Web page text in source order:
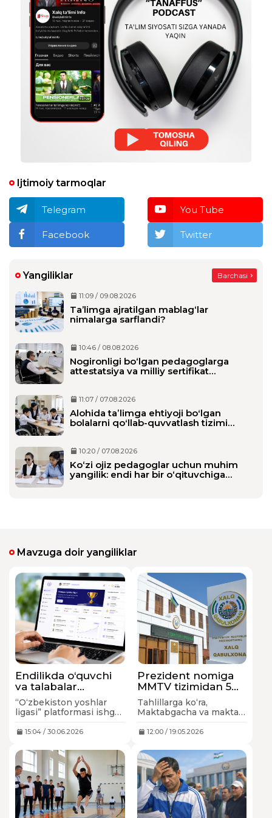
Ijtimoiy tarmoqlar
Telegram You Tube
Facebook Twitter
Yangiliklar Barchasi
11:09 / 09.08.2026
Ta’limga ajratilgan mablag‘lar
nimalarga sarflandi?
10:46 / 08.08.2026
Nogironligi bo‘lgan pedagoglarga
attestatsiya va milliy sertifikat
11:07 / 07.08.2026
Alohida taʼlimga ehtiyoji boʻlgan
bolalarni qoʻllab-quvvatlash tizimi
10:20 / 07.08.2026
Ko‘zi ojiz pedagoglar uchun muhim
yangilik: endi har bir o‘qituvchiga
Mavzuga doir yangiliklar
Endilikda o‘quvchi
va talabalar
natijalari maxsus
platformaga kiritib
boriladi
“O‘zbekiston yoshlar
ligasi” platformasi ishga
yoshlar o‘z natijasini
boradi.
15:04 / 30.06.2026
Prezident nomiga
MMTV tizimidan 5
mingga yaqin
murojaat yo‘llangan
Tahlillarga ko‘ra,
Maktabgacha va maktab
bo‘yicha jami 4 796 ta
12:00 / 19.05.2026